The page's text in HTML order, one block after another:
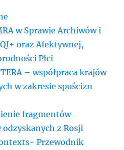
w Sprawie Archiwów i
oraz Afektywnej,
Płci
– współpraca krajów
w zakresie spuścizn
fragmentów
odzyskanych z Rosji
Przewodnik